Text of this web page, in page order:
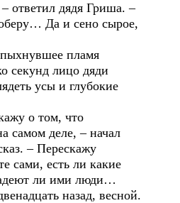
ответил дядя Гриша. –
Да и сено сырое,
пламя
секунд лицо дяди
усы и глубокие
о том, что
самом деле, – начал
– Перескажу
сами, есть ли какие
ли ими люди…
назад, весной.